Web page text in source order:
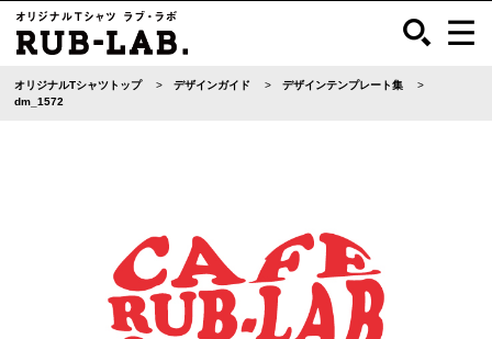
オリジナルTシャツトップ デザインガイド
デザインテンプレート集
dm_1572